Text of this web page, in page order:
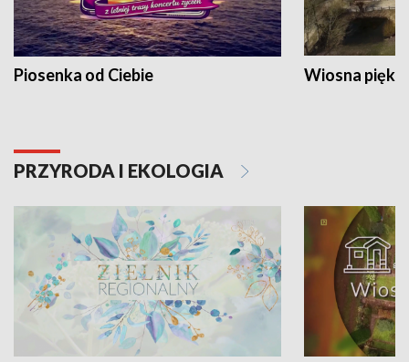
Piosenka od Ciebie Wiosna
PRZYRODA I EKOLOGIA